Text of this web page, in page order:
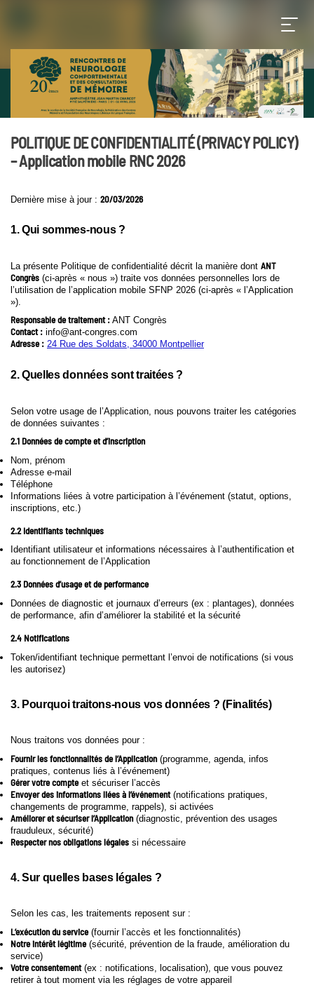
POLITIQUE DE CONFIDENTIALITÉ (PRIVACY POLICY)
– Application mobile RNC 2026
Dernière mise à jour : 20/03/2026
1. Qui sommes-nous ?
La présente Politique de confidentialité décrit la manière dont ANT
Congrès (ci-après « nous ») traite vos données personnelles lors de
l’utilisation de l’application mobile SFNP 2026 (ci-après « l’Application
»).
Responsable de traitement : ANT Congrès
Contact : info@ant-congres.com
Adresse : 24 Rue des Soldats, 34000 Montpellier
2. Quelles données sont traitées ?
Selon votre usage de l’Application, nous pouvons traiter les catégories
de données suivantes :
2.1 Données de compte et d’inscription
Nom, prénom
Adresse e-mail
Téléphone
Informations liées à votre participation à l’événement (statut, options,
inscriptions, etc.)
2.2 Identifiants techniques
Identifiant utilisateur et informations nécessaires à l’authentification et
au fonctionnement de l’Application
2.3 Données d’usage et de performance
Données de diagnostic et journaux d’erreurs (ex : plantages), données
de performance, afin d’améliorer la stabilité et la sécurité
2.4 Notifications
Token/identifiant technique permettant l’envoi de notifications (si vous
les autorisez)
3. Pourquoi traitons-nous vos données ? (Finalités)
Nous traitons vos données pour :
Fournir les fonctionnalités de l’Application(programme, agenda, infos
pratiques, contenus liés à l’événement)
Gérer votre compteet sécuriser l’accès
Envoyer des informations liées à l’événement(notifications pratiques,
changements de programme, rappels), si activées
Améliorer et sécuriser l’Application(diagnostic, prévention des usages
frauduleux, sécurité)
Respecter nos obligations légales si nécessaire
4. Sur quelles bases légales ?
Selon les cas, les traitements reposent sur :
L’exécution du service(fournir l’accès et les fonctionnalités)
Notre intérêt légitime(sécurité, prévention de la fraude, amélioration du
service)
Votre consentement(ex : notifications, localisation), que vous pouvez
retirer à tout moment via les réglages de votre appareil